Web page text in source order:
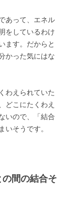
あって、エネル
をしているわけ
ます。だからと
かった気にはな
わえられていた
どこにたくわえ
いので、「結合
そうです。
間の結合そ